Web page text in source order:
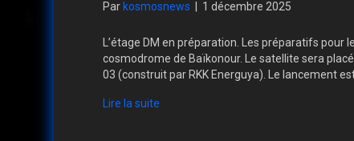
Par kosmosnews 1 décembre 2025
L’étage DM en préparation. Les préparatifs
cosmodrome de Baïkonour. Le satellite sera
03 (construit par RKK Energuya). Le lancement
Lire la suite